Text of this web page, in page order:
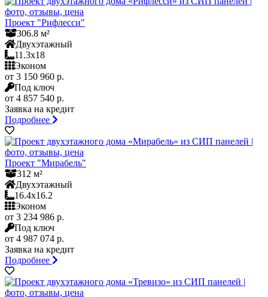
Проект "Рифлесси"
306.8 м²
Двухэтажный
11.3x18
Эконом
от 3 150 960 р.
Под ключ
от 4 857 540 р.
Заявка на кредит
Подробнее
Проект "Мирабель"
312 м²
Двухэтажный
16.4x16.2
Эконом
от 3 234 986 р.
Под ключ
от 4 987 074 р.
Заявка на кредит
Подробнее